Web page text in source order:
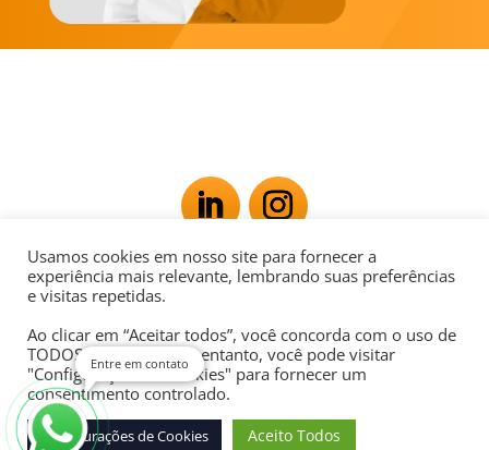
Av. Rio Branco, 181 - Centro, Rio de Janeiro - RJ,
POLÍTICA DE PRIVACIDADE
Usamos cookies em nosso site para fornecer a
experiência mais relevante, lembrando suas preferências
e visitas repetidas.
Ao clicar em “Aceitar todos”, você concorda com o uso de
TODOS os cookies. No entanto, você pode visitar
"Configurações de cookies" para fornecer um
consentimento controlado.
Configurações de Cookies Aceito Todos
Entre em contato